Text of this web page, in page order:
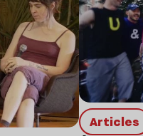
Articles